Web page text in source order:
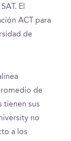
El
ACT para
de
de
tienen sus
no
a los